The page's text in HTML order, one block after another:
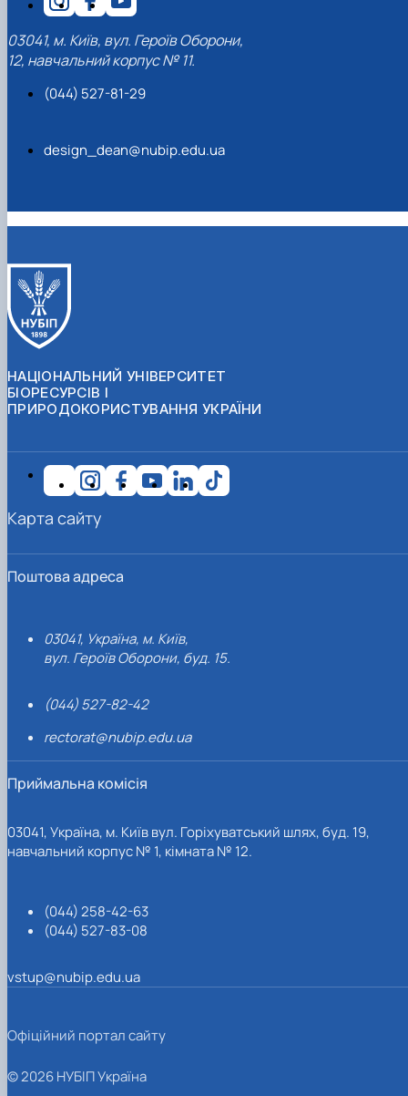
03041, м. Київ, вул. Героїв Оборони,
12, навчальний корпус № 11.
(044) 527-81-29
design_dean@nubip.edu.ua
НАЦІОНАЛЬНИЙ УНІВЕРСИТЕТ
БІОРЕСУРСІВ І
ПРИРОДОКОРИСТУВАННЯ УКРАЇНИ
Поштова адреса
03041, Україна, м. Київ,
вул. Героїв Оборони, буд. 15.
(044) 527-82-42
rectorat@nubip.edu.ua
Приймальна комісія
03041, Україна, м. Київ вул. Горіхуватський шлях, буд. 19,
навчальний корпус № 1, кімната № 12.
(044) 258-42-63
(044) 527-83-08
vstup@nubip.edu.ua
Карта сайту
Офіційний портал сайту
© 2026 НУБІП Україна